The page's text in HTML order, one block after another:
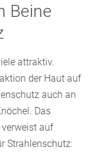
Beine
attraktiv.
der Haut auf
auch an
Das
auf
Strahlenschutz: